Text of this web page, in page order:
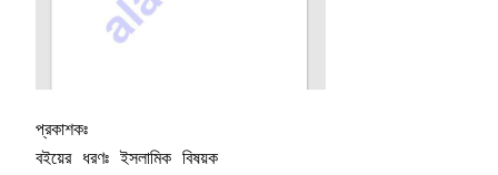
প্রকাশকঃ
বইয়ের ধরণঃ ইসলামিক বিষয়ক